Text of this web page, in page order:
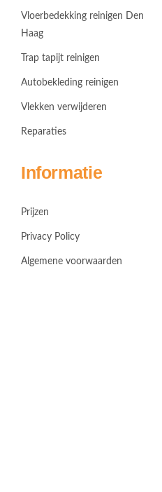
Vloerbedekking reinigen Den
Haag
Trap tapijt reinigen
Autobekleding reinigen
Vlekken verwijderen
Reparaties
Informatie
Prijzen
Privacy Policy
Algemene voorwaarden